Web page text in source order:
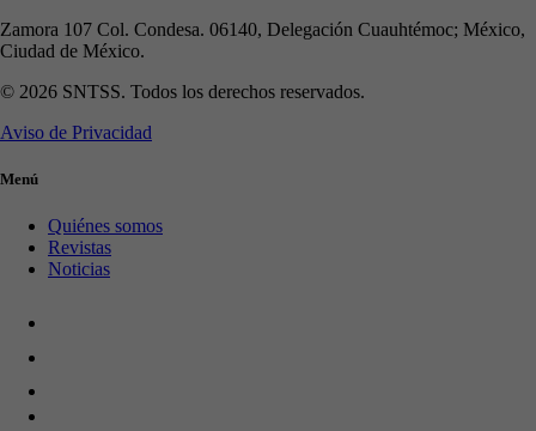
Zamora 107 Col. Condesa. 06140, Delegación Cuauhtémoc; México,
Ciudad de México.
© 2026 SNTSS. Todos los derechos reservados.
Aviso de Privacidad
Menú
Quiénes somos
Revistas
Noticias